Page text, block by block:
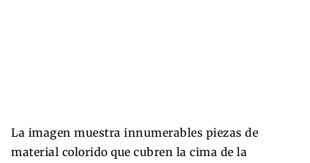
La imagen muestra innumerables piezas de
material colorido que cubren la cima de la